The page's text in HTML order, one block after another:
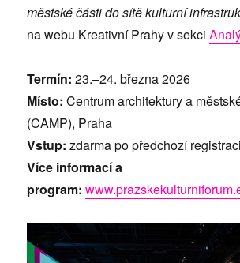
městské části do sítě kulturní
na webu Kreativní Prahy v sekci
Termín: 23.–24. března 2026
Místo: Centrum architektury a
(CAMP), Praha
Vstup: zdarma po předchozí
Více informací a
program: